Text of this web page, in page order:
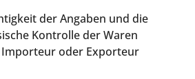
der Angaben und die
Kontrolle der Waren
Importeur oder Exporteur